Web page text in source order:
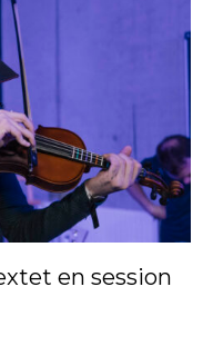
en session